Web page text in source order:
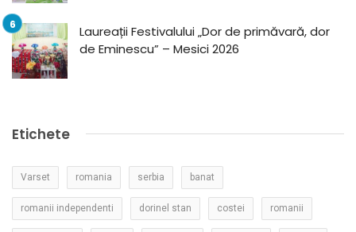
Laureații Festivalului „Dor de primăvară, dor
de Eminescu” – Mesici 2026
Etichete
Varset romania serbia banat
romanii independenti dorinel stan costei romanii